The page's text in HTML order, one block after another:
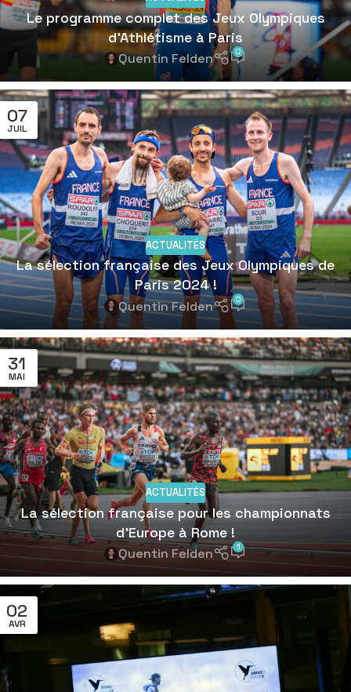
Le programme complet des Jeux Olympiques
d’Athlétisme à Paris
Quentin Felden 0
07
JUIL
ACTUALITÉS
La sélection française des Jeux Olympiques de
Paris 2024 !
Quentin Felden 0
31
MAI
ACTUALITÉS
La sélection française pour les championnats
d’Europe à Rome !
Quentin Felden 1
02
AVR